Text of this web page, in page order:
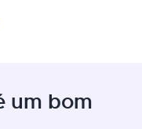
um bom